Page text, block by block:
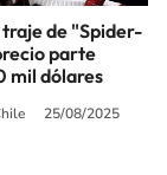
traje de "Spider-
parte
mil dólares
25/08/2025